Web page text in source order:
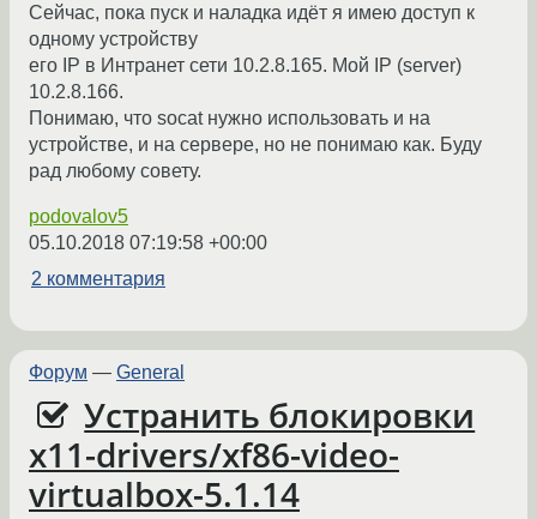
Сейчас, пока пуск и наладка идёт я имею доступ к
одному устройству
его IP в Интранет сети 10.2.8.165. Мой IP (server)
10.2.8.166.
Понимаю, что socat нужно использовать и на
устройстве, и на сервере, но не понимаю как. Буду
рад любому совету.
podovalov5
05.10.2018 07:19:58 +00:00
2 комментария
Форум — General
Устранить блокировки
x11-drivers/xf86-video-
virtualbox-5.1.14